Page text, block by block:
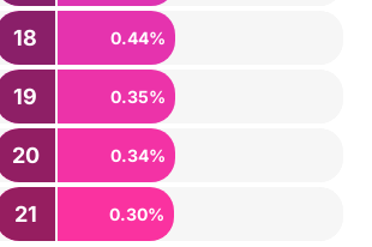
18 0.44%
19 0.35%
20 0.34%
21 0.30%